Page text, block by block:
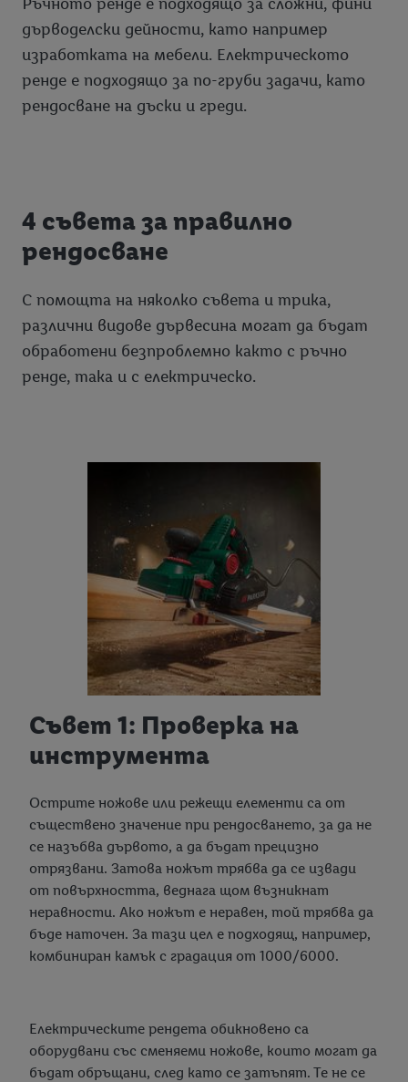
дърводелски дейности, като например
изработката на мебели. Електрическото
ренде е подходящо за по-груби задачи, като
рендосване на дъски и греди.
4 съвета за правилно
рендосване
С помощта на няколко съвета и трика,
различни видове дървесина могат да бъдат
обработени безпроблемно както с ръчно
ренде, така и с електрическо.
Съвет 1: Проверка на
инструмента
Острите ножове или режещи елементи са от
съществено значение при рендосването, за да не
се назъбва дървото, а да бъдат прецизно
отрязвани. Затова ножът трябва да се извади
от повърхността, веднага щом възникнат
неравности. Ако ножът е неравен, той трябва да
бъде наточен. За тази цел е подходящ, например,
комбиниран камък с градация от 1000/6000.
Електрическите рендета обикновено са
оборудвани със сменяеми ножове, които могат да
бъдат обръщани, след като се затъпят. Те не се